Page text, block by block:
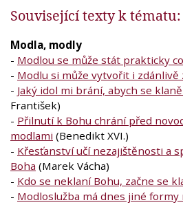
Související texty k tématu:
Modla, modly
- Modlou se může stát prakticky
- Modlu si může vytvořit i zdánlivě
- Jaký idol mi brání, abych se
František)
- Přilnutí k Bohu chrání před
modlami (Benedikt XVI.)
- Křesťanství učí nezajištěnosti a
Boha (Marek Vácha)
- Kdo se neklaní Bohu, začne se
- Modloslužba má dnes jiné formy